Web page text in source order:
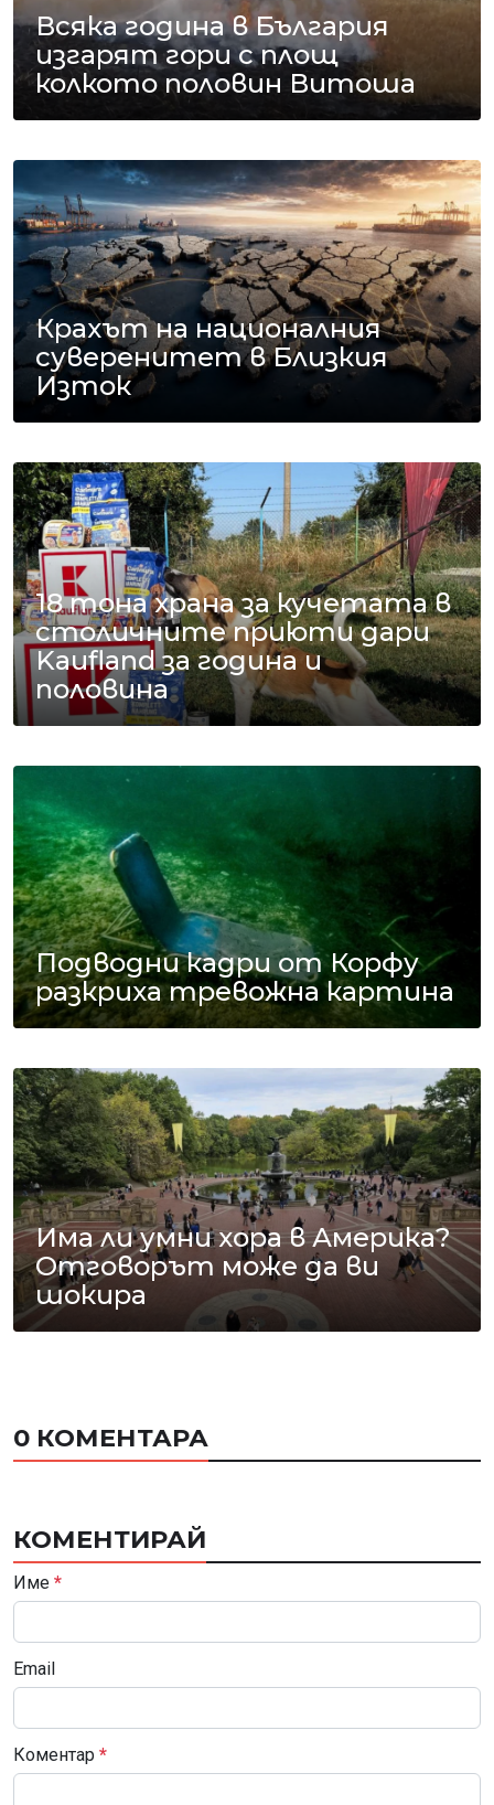
Всяка година в България
изгарят гори с площ
колкото половин Витоша
Крахът на националния
суверенитет в Близкия
Изток
18 тона храна за кучетата в
столичните приюти дари
Kaufland за година и
половина
Подводни кадри от Корфу
разкриха тревожна картина
Има ли умни хора в Америка?
Отговорът може да ви
шокира
0 КОМЕНТАРА
КОМЕНТИРАЙ
Име *
Email
Коментар *